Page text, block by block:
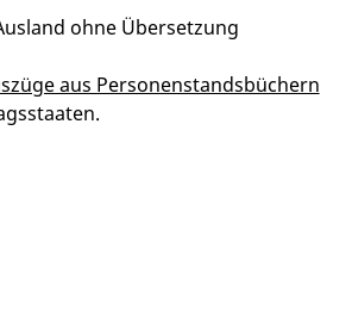
ohne Übersetzung
aus Personenstandsbüchern